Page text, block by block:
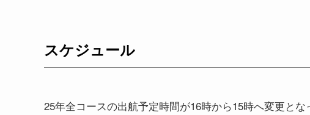
スケジュール
25年全コースの出航予定時間が16時から15時へ変更とな